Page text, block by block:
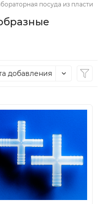
посуда из пластика
добавления